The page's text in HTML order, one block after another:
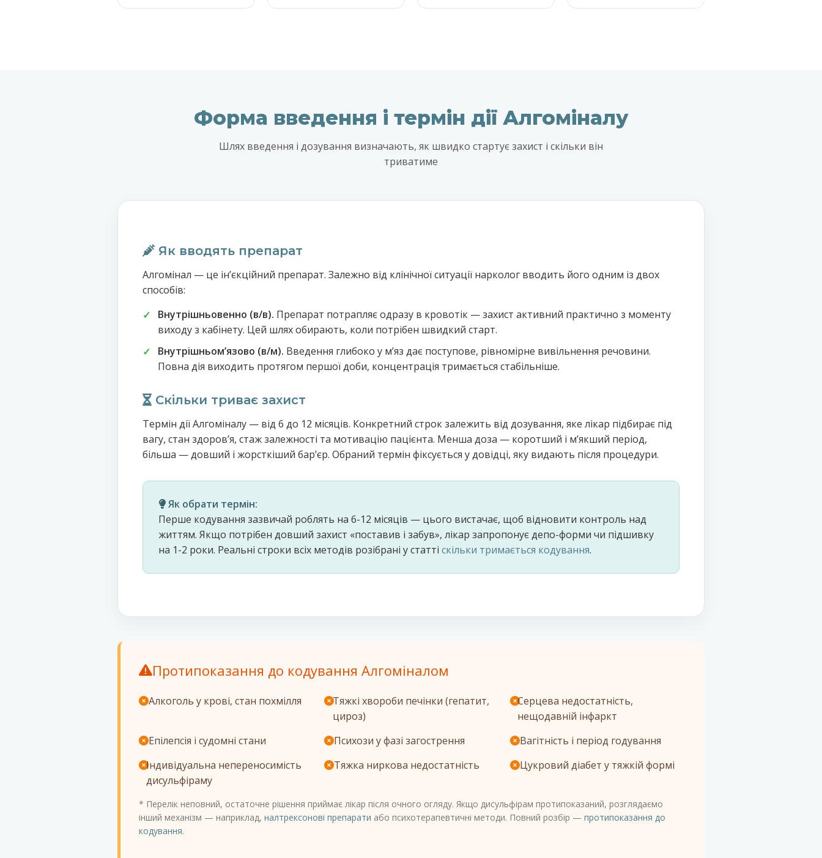
Форма введення і термін дії Алгоміналу
Шлях введення і дозування визначають, як швидко стартує захист і скільки він
триватиме
Як вводять препарат
Алгомінал — це інʼєкційний препарат. Залежно від клінічної ситуації нарколог вводить його одним із двох
способів:
Внутрішньовенно (в/в). Препарат потрапляє одразу в кровотік — захист активний практично з моменту
виходу з кабінету. Цей шлях обирають, коли потрібен швидкий старт.
Внутрішньомʼязово (в/м). Введення глибоко у мʼяз дає поступове, рівномірне вивільнення речовини.
Повна дія виходить протягом першої доби, концентрація тримається стабільніше.
Скільки триває захист
Термін дії Алгоміналу — від 6 до 12 місяців. Конкретний строк залежить від дозування, яке лікар підбирає під
вагу, стан здоровʼя, стаж залежності та мотивацію пацієнта. Менша доза — коротший і мʼякший період,
більша — довший і жорсткіший барʼєр. Обраний термін фіксується у довідці, яку видають після процедури.
Як обрати термін:
Перше кодування зазвичай роблять на 6-12 місяців — цього вистачає, щоб відновити контроль над
життям. Якщо потрібен довший захист «поставив і забув», лікар запропонує депо-форми чи підшивку
на 1-2 роки. Реальні строки всіх методів розібрані у статті скільки тримається кодування.
Протипоказання до кодування Алгоміналом
Алкоголь у крові, стан похмілля
Тяжкі хвороби печінки (гепатит,
цироз)
Серцева недостатність,
нещодавній інфаркт
Епілепсія і судомні стани
Психози у фазі загострення
Вагітність і період годування
Індивідуальна непереносимість
дисульфіраму
Тяжка ниркова недостатність Цукровий діабет у тяжкій формі
* Перелік неповний, остаточне рішення приймає лікар після очного огляду. Якщо дисульфірам протипоказаний, розглядаємо
інший механізм — наприклад, налтрексонові препарати або психотерапевтичні методи. Повний розбір — протипоказання до
кодування.